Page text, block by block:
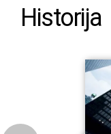
Historija